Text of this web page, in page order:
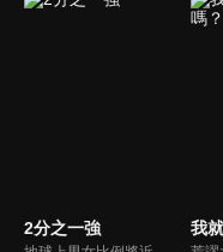
2分之一強 我